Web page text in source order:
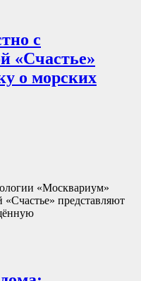
с
«Счастье»
о морских
«Москвариум»
представляют